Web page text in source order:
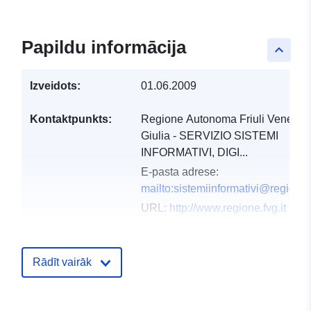
keyboard_arrow_up
Papildu informācija
Izveidots: 01.06.2009
Kontaktpunkts:
Regione Autonoma Friuli Venezia
Giulia - SERVIZIO SISTEMI
INFORMATIVI, DIGI...
E-pasta adrese:
URL: http://www.regione.fvg.it
ieraksts:
Rādīt vairāk